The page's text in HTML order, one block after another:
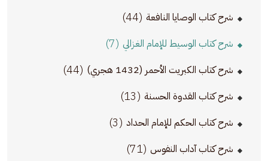
شرح كتاب الوصايا النافعة (44)
شرح كتاب الوسيط للإمام الغزالي (7)
شرح كتاب الكبريت الأحمر (1432 هجري) (44)
شرح كتاب القدوة الحسنة (13)
شرح كتاب الحكم للإمام الحداد (3)
شرح كتاب آداب النفوس (71)